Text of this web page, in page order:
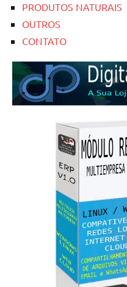
PRODUTOS NATURAIS
OUTROS
CONTATO